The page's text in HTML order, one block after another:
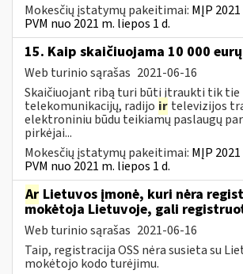
Mokesčių įstatymų pakeitimai: MĮP
PVM nuo 2021 m. liepos 1 d.
15. Kaip skaičiuojama 10 000
Web turinio sąrašas 2021-06-16
Skaičiuojant ribą turi būti įtraukti tik tie
telekomunikacijų, radijo ir televizijos
elektroniniu būdu teikiamų paslaugų
pirkėjai...
Mokesčių įstatymų pakeitimai: MĮP
PVM nuo 2021 m. liepos 1 d.
Ar Lietuvos įmonė, kuri nėra
mokėtoja Lietuvoje, gali
Web turinio sąrašas 2021-06-16
Taip, registracija OSS nėra susieta su
mokėtojo kodo turėjimu.